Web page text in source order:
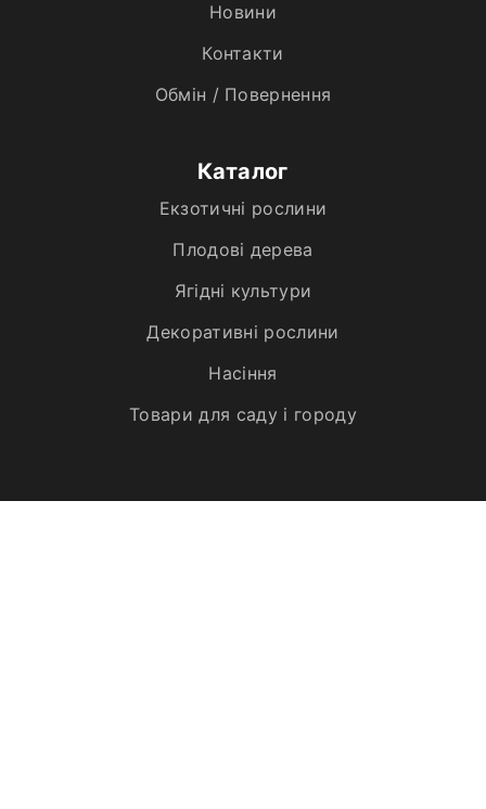
Новини
Контакти
Обмін / Повернення
Каталог
Екзотичні рослини
Плодові дерева
Ягідні культури
Декоративні рослини
Насіння
Товари для саду і городу